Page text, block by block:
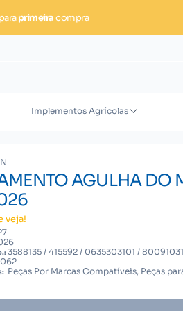
primeiracompra
Implementos Agrícolas
AGULHA DO
veja!
3588135 / 415592 / 0635303101 /
Peças Por Marcas Compatíveis, Peças